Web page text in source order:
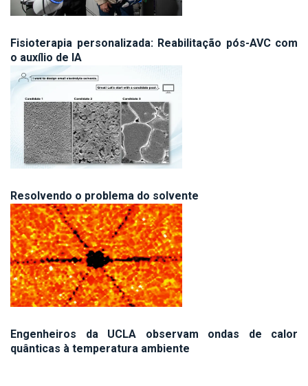
Fisioterapia personalizada: Reabilitação pós-AVC com
o auxílio de IA
Resolvendo o problema do solvente
Engenheiros da UCLA observam ondas de calor
quânticas à temperatura ambiente